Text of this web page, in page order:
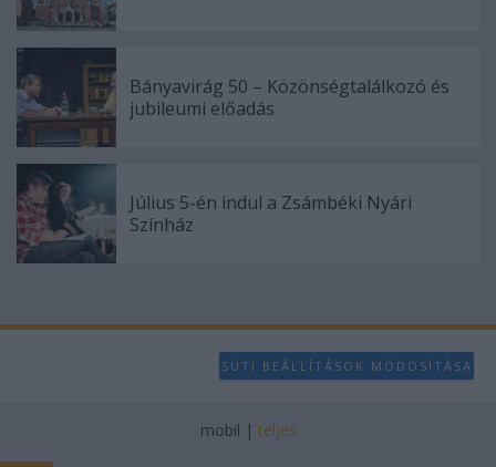
Bányavirág 50 – Közönségtalálkozó és
jubileumi előadás
Július 5-én indul a Zsámbéki Nyári
Színház
SÜTI BEÁLLÍTÁSOK MÓDOSÍTÁSA
mobil | teljes